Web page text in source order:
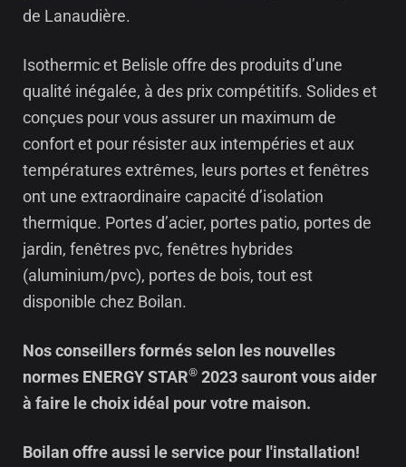
de Lanaudière.
Isothermic et Belisle offre des produits d’une
qualité inégalée, à des prix compétitifs. Solides et
conçues pour vous assurer un maximum de
confort et pour résister aux intempéries et aux
températures extrêmes, leurs portes et fenêtres
ont une extraordinaire capacité d’isolation
thermique. Portes d’acier, portes patio, portes de
jardin, fenêtres pvc, fenêtres hybrides
(aluminium/pvc), portes de bois, tout est
disponible chez Boilan.
Nos conseillers formés selon les nouvelles
normes ENERGY STAR® 2023 sauront vous aider
à faire le choix idéal pour votre maison.
Boilan offre aussi le service pour l'installation!